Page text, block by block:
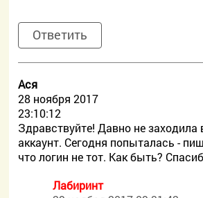
Ответить
Ася
28 ноября 2017
23:10:12
Здравствуйте! Давно не заходила
аккаунт. Сегодня попыталась -
что логин не тот. Как быть?
Лабиринт